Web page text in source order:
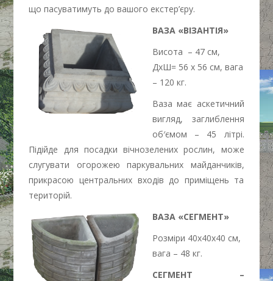
що пасуватимуть до вашого екстер’єру.
ВАЗА «ВІЗАНТІЯ»
Висота – 47 см,
ДхШ= 56 х 56 см, вага
– 120 кг.
Ваза має аскетичний
вигляд, заглиблення
об′ємом – 45 літрі.
Підійде для посадки вічнозелених рослин, може
слугувати огорожею паркувальних майданчиків,
прикрасою центральних входів до приміщень та
територій.
ВАЗА «СЕГМЕНТ»
Розміри 40х40х40 см,
вага – 48 кг.
СЕГМЕНТ –